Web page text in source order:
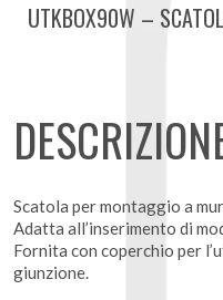
UTKBOX90W –
Scatola per montaggio a
Adatta all’inserimento di
Fornita con coperchio per
giunzione.